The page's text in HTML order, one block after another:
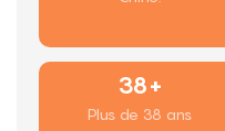
38+
Plus de 38 ans